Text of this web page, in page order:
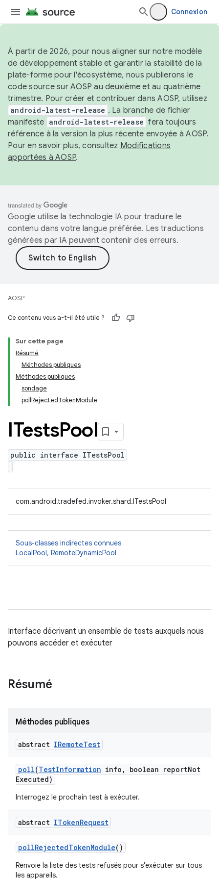
Connexion
À partir de 2026, pour nous aligner sur notre modèle
de développement stable et garantir la stabilité de la
plate-forme pour l'écosystème, nous publierons le
code source sur AOSP au deuxième et au quatrième
trimestre. Pour créer et contribuer dans AOSP, utilisez
android-latest-release . La branche de fichier
manifeste android-latest-release fera toujours
référence à la version la plus récente envoyée à AOSP.
Pour en savoir plus, consultez Modifications
apportées à AOSP.
Google utilise la technologie IA pour traduire le
contenu dans votre langue préférée. Les traductions
générées par IA peuvent contenir des erreurs.
AOSP
Ce contenu vous a-t-il été utile ?
Sur cette page
Résumé
Méthodes publiques
Méthodes publiques
sondage
pollRejectedTokenModule
ITestsPool
public interface ITestsPool
com.android.tradefed.invoker.shard.ITestsPool
Sous-classes indirectes connues
LocalPool, RemoteDynamicPool
Interface décrivant un ensemble de tests auxquels nous
pouvons accéder et exécuter
Résumé
Méthodes publiques
abstract IRemoteTest
poll(TestInformation info , boolean reportNot
Executed)
Interrogez le prochain test à exécuter.
abstract ITokenRequest
pollRejectedTokenModule()
Renvoie la liste des tests refusés pour s'exécuter sur tous
les appareils.